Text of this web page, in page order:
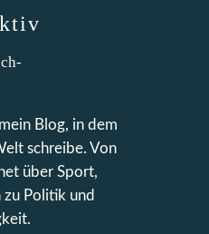
Blog, in dem
schreibe. Von
über Sport,
Politik und